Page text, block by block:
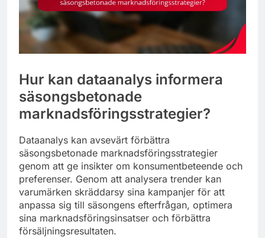
Hur kan dataanalys informera
säsongsbetonade
marknadsföringsstrategier?
Dataanalys kan avsevärt förbättra
säsongsbetonade marknadsföringsstrategier
genom att ge insikter om konsumentbeteende och
preferenser. Genom att analysera trender kan
varumärken skräddarsy sina kampanjer för att
anpassa sig till säsongens efterfrågan, optimera
sina marknadsföringsinsatser och förbättra
försäljningsresultaten.